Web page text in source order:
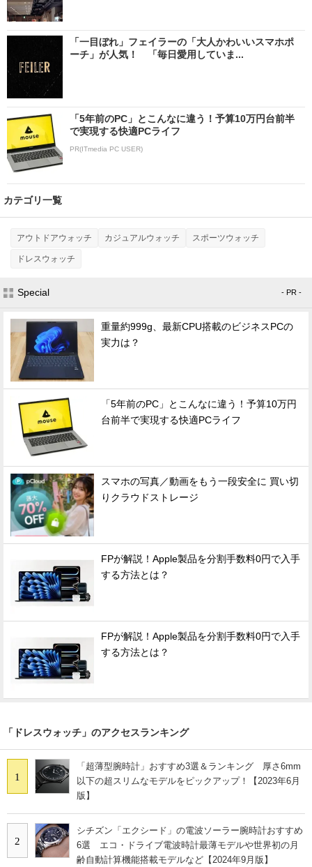
「一目ぼれ」フェイラーの「大人かわいいスマホポ
ーチ」が人気！ 「毎日愛用していま...
「5年前のPC」とこんなに違う！予算10万円台前半
で実現する快適PCライフ
PR(ITmedia PC USER)
カテゴリ一覧
アウトドアウォッチ カジュアルウォッチ スポーツウォッチ
ドレスウォッチ
Special - PR -
重量約999g、最新CPU搭載のビジネスPCの
実力は？
「5年前のPC」とこんなに違う！予算10万円
台前半で実現する快適PCライフ
スマホの写真／動画をもう一段安全に 買い切
りクラウドストレージ
FPが解説！Apple製品を分割手数料0円で入手
する方法とは？
FPが解説！Apple製品を分割手数料0円で入手
する方法とは？
「ドレスウォッチ」のアクセスランキング
1
「超薄型腕時計」おすすめ3選＆ランキング 厚さ6mm
以下の超スリムなモデルをピックアップ！【2023年6月
版】
2
シチズン「エクシード」の電波ソーラー腕時計おすすめ
6選 エコ・ドライブ電波時計最薄モデルや世界初の月
齢自動計算機能搭載モデルなど【2024年9月版】